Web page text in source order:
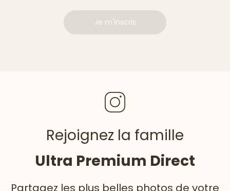
Je m'inscris
Rejoignez la famille
Ultra Premium Direct
Partagez les plus belles photos de votre